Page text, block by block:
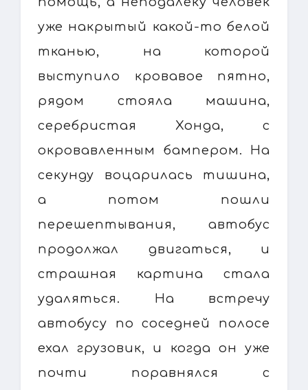
уже накрытый какой-то белой
тканью, на которой
выступило кровавое пятно,
рядом стояла машина,
серебристая Хонда, с
окровавленным бампером. На
секунду воцарилась тишина,
а потом пошли
перешептывания, автобус
продолжал двигаться, и
страшная картина стала
удаляться. На встречу
автобусу по соседней полосе
ехал грузовик, и когда он уже
почти поравнялся с